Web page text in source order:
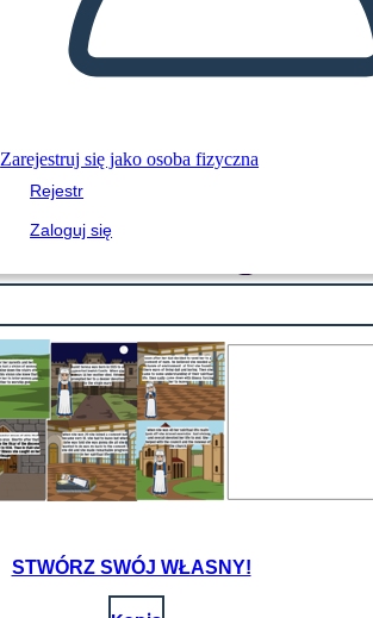
Zarejestruj się jako osoba fizyczna
Rejestr
Zaloguj się
STWÓRZ SWÓJ WŁASNY!